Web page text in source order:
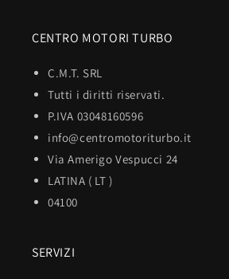
CENTRO MOTORI TURBO
C.M.T. SRL
Tutti i diritti riservati.
P.IVA 03048160596
info@centromotoriturbo.it
Via Amerigo Vespucci 24
LATINA ( LT )
04100
SERVIZI